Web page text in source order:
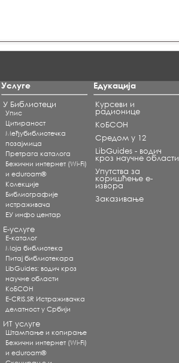
Услуге
У Библиотеци
Упис
Цитираност
Међубиблиотечка
позајмица
Претрага каталога
Бежични интернет (Wi-Fi)
и eduroam®
Koлекције
Библиографије
истраживача
ЕУ инфо центар
Е-услуге
Е-каталог
Моја библиотека
Питај библиотекара
LibGuides: водич кроз
научне области
КоБСОН
E-CRIS.SR Истраживачка
делатност у Србији
ИТ услуге
Штампање и копирање
Бежични интернет (Wi-Fi)
и eduroam®
Едукација
Курсеви и
радионице
КоБСОН
Средом у 12
LibGuides - водич
кроз научне области
Упутства за
коришћење е-
извора
Заказивање